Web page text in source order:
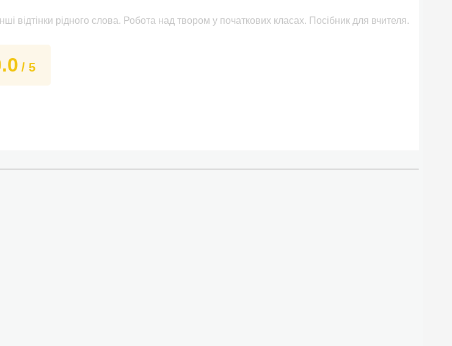
відтінки рідного слова. Робота над твором у початкових класах. Посібник для вчителя.
/ 5